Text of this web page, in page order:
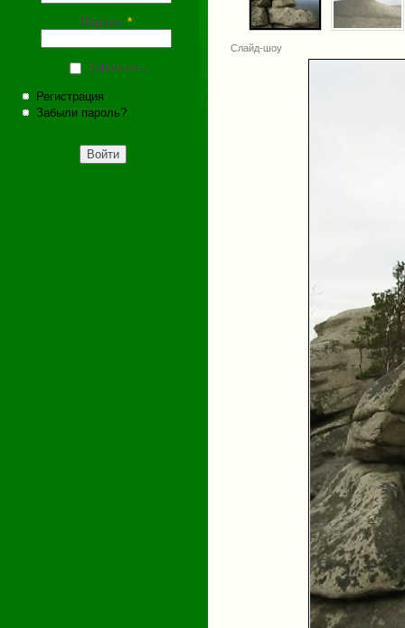
Пароль *
Запомнить
Регистрация
Забыли пароль?
Слайд-шоу